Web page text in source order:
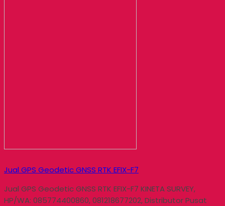
Jual GPS Geodetic GNSS RTK EFIX-F7
Jual GPS Geodetic GNSS RTK EFIX-F7 KINETA SURVEY,
HP/WA: 085774400860, 081218677202, Distributor Pusat